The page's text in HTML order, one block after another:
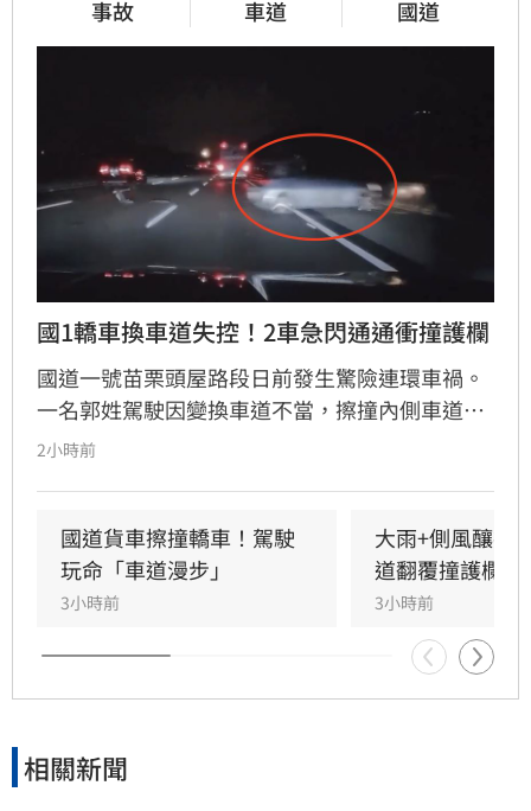
事故 車道 國道
國1轎車換車道失控！2車急閃通通衝撞護欄
國道一號苗栗頭屋路段日前發生驚險連環車禍。
一名郭姓駕駛因變換車道不當，擦撞內側車道黃
姓駕駛車輛，導致黃車失控撞擊護欄後甩滑，波
醫，經酒測確認3名駕駛均無酒駕。國道警察呼
籲，變換車道務必顯示方向燈並保持安全距離，
切勿強行切入，以防憾事再次發生。此次事故亦
提醒用路人，行經國道應隨時保持警覺，並與前
車保持適當安全間距，以確保行車安全。
2小時前
國道貨車擦撞轎車！駕駛
玩命「車道漫步」
3小時前
大雨+側風釀禍
道翻覆撞護欄
3小時前
相關新聞